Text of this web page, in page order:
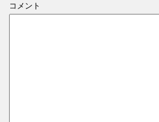
コメント